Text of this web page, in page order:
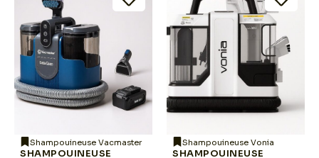
Shampouineuse Vacmaster
SHAMPOUINEUSE
Shampouineuse Vonia
SHAMPOUINEUSE